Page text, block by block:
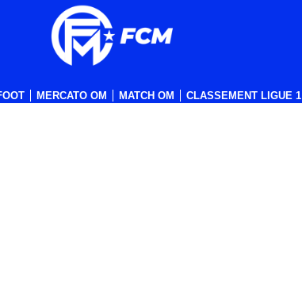
MERCATO OM MATCH OM CLASSEMENT LIGUE 1